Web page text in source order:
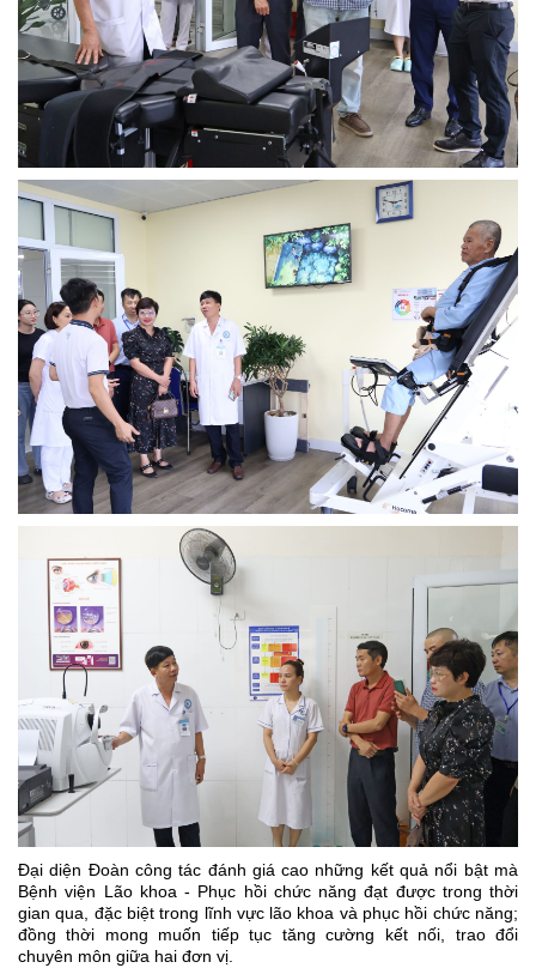
Đại diện Đoàn công tác đánh giá cao những kết quả nổi bật mà
Bệnh viện Lão khoa - Phục hồi chức năng đạt được trong thời
gian qua, đặc biệt trong lĩnh vực lão khoa và phục hồi chức năng;
đồng thời mong muốn tiếp tục tăng cường kết nối, trao đổi
chuyên môn giữa hai đơn vị.